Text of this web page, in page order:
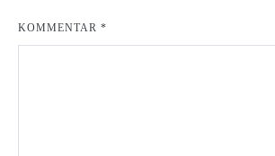
KOMMENTAR *